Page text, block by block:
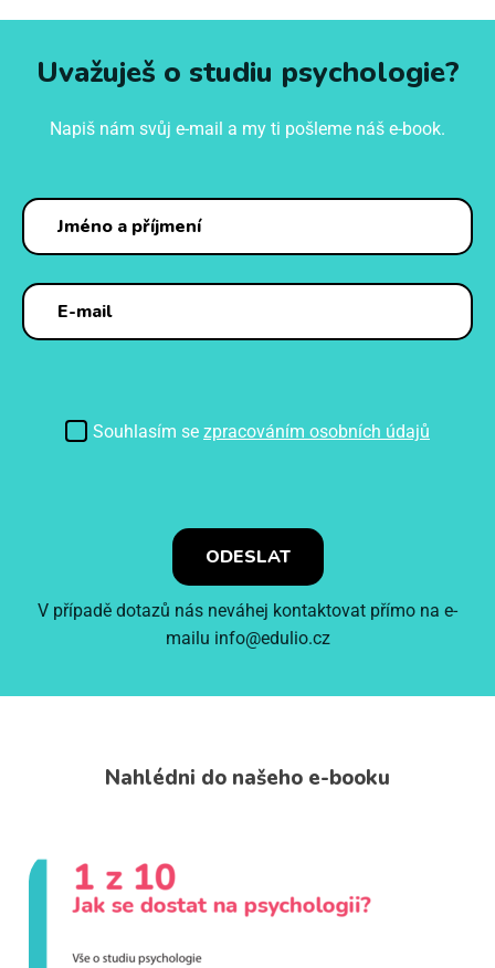
Uvažuješ o studiu psychologie?
Napiš nám svůj e-mail a my ti pošleme náš e-book.
Souhlasím se zpracováním osobních údajů
V případě dotazů nás neváhej kontaktovat přímo na e-
mailu info@edulio.cz
Nahlédni do našeho e-booku